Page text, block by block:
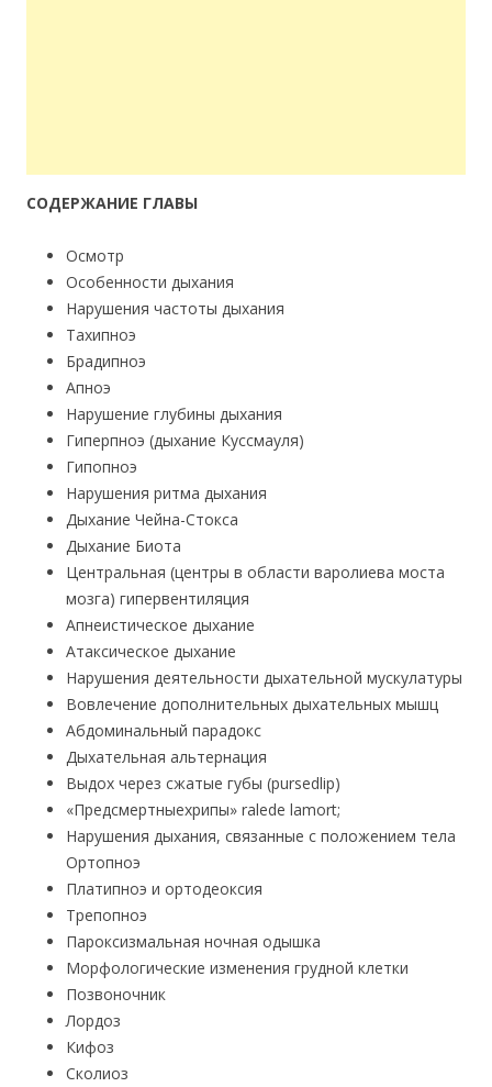
СОДЕРЖАНИЕ ГЛАВЫ
Осмотр
Особенности дыхания
Нарушения частоты дыхания
Тахипноэ
Брадипноэ
Апноэ
Нарушение глубины дыхания
Гиперпноэ (дыхание Куссмауля)
Гипопноэ
Нарушения ритма дыхания
Дыхание Чейна-Стокса
Дыхание Биота
Центральная (центры в области варолиева моста
мозга) гипервентиляция
Апнеистическое дыхание
Атаксическое дыхание
Нарушения деятельности дыхательной мускулатуры
Вовлечение дополнительных дыхательных мышц
Абдоминальный парадокс
Дыхательная альтернация
Выдох через сжатые губы (pursedlip)
«Предсмертныехрипы» ralede lamort;
Нарушения дыхания, связанные с положением тела
Ортопноэ
Платипноэ и ортодеоксия
Трепопноэ
Пароксизмальная ночная одышка
Морфологические изменения грудной клетки
Позвоночник
Лордоз
Кифоз
Сколиоз